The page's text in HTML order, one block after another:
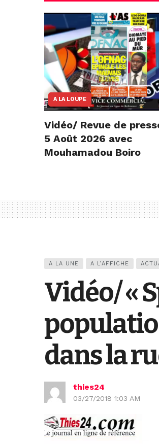
A LA LOUPE
Vidéo/ Revue de
5 Août 2026 avec
Mouhamadou Boiro
A LA UNE A L’AFFICHE
Vidéo/ «
dans la
thies24
03/27/2018 1:03 AM